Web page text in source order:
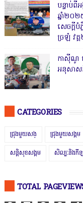
បន្ទាប់ពី
ឆ្នាំ២០២
សេចក្តីបំ
ច្រឡំ វគ្
កាសុីណូ ន
អនុសាស
CATEGORIES
ជ្រុងមួយសង្ ជ្រុងមួយសង្គម
សន្តិសុខសង្គម សិល្បៈនិងកី
TOTAL